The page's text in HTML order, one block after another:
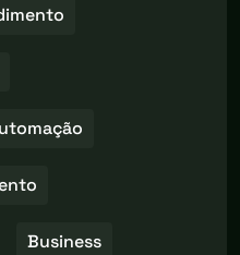
Business